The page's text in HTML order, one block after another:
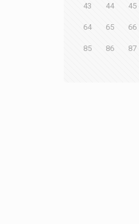
43 44 45
64 65 66
85 86 87